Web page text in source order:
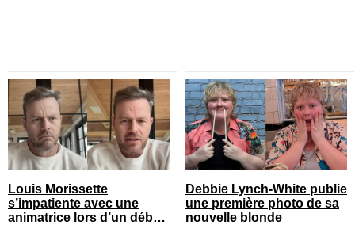
Louis Morissette
s’impatiente avec une
animatrice lors d’un débat
Debbie Lynch-White publie
une première photo de sa
nouvelle blonde